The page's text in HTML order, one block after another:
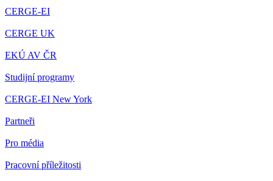
CERGE-EI
CERGE UK
EKÚ AV ČR
Studijní programy
CERGE-EI New York
Partneři
Pro média
Pracovní příležitosti